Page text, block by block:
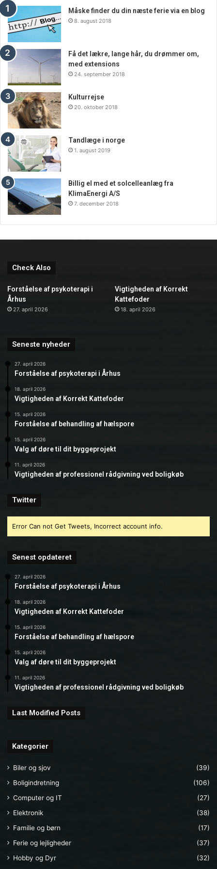
Måske finder du din næste ferie via en blog
8. august 2018
Få det lækre, lange hår, du drømmer om,
med extensions
24. september 2018
Kulturrejse
20. oktober 2018
Tandlæge i norge
1. august 2019
Billig el med et solcelleanlæg fra
KlimaEnergi A/S
7. december 2018
Check Also
Forståelse af psykoterapi i
Århus
27. april 2026
Vigtigheden af Korrekt
Kattefoder
18. april 2026
Seneste nyheder
27. april 2026
Forståelse af psykoterapi i Århus
18. april 2026
Vigtigheden af Korrekt Kattefoder
15. april 2026
Forståelse af behandling af hælspore
15. april 2026
Valg af døre til dit byggeprojekt
11. april 2026
Vigtigheden af professionel rådgivning ved boligkøb
Twitter
Error Can not Get Tweets, Incorrect account info.
Senest opdateret
27. april 2026
Forståelse af psykoterapi i Århus
18. april 2026
Vigtigheden af Korrekt Kattefoder
15. april 2026
Forståelse af behandling af hælspore
15. april 2026
Valg af døre til dit byggeprojekt
11. april 2026
Vigtigheden af professionel rådgivning ved boligkøb
Last Modified Posts
Kategorier
Biler og sjov
(39)
Boligindretning
(106)
Computer og IT
(27)
Elektronik
(38)
Familie og børn
(17)
Ferie og lejligheder
(37)
Hobby og Dyr
(32)